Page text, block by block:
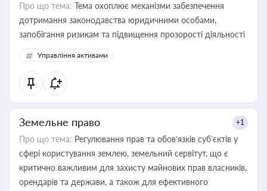
Про що тема: Тема охоплює механізми забезпечення
дотримання законодавства юридичними особами,
запобігання ризикам та підвищення прозорості діяльності
Управління активами
Земельне право +1
Про що тема: Регулювання прав та обов’язків суб’єктів у
сфері користування землею, земельний сервітут, що є
критично важливим для захисту майнових прав власників,
орендарів та держави, а також для ефективного